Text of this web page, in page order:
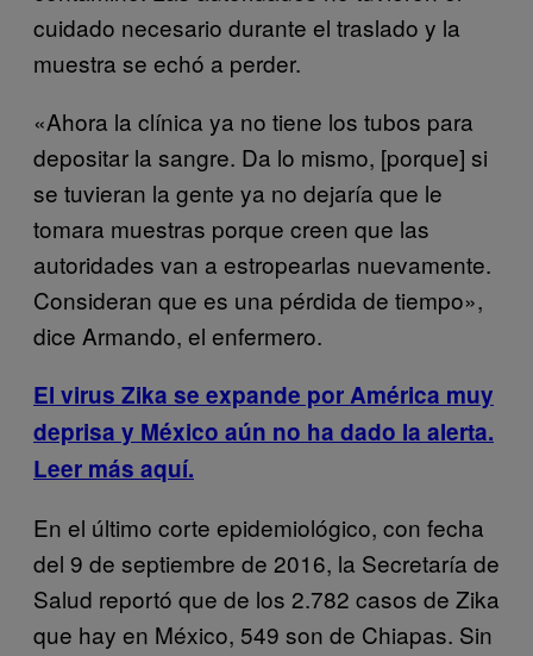
cuidado necesario durante el traslado y la
muestra se echó a perder.
«Ahora la clínica ya no tiene los tubos para
depositar la sangre. Da lo mismo, [porque] si
se tuvieran la gente ya no dejaría que le
tomara muestras porque creen que las
autoridades van a estropearlas nuevamente.
Consideran que es una pérdida de tiempo»,
dice Armando, el enfermero.
El virus Zika se expande por América muy
deprisa y México aún no ha dado la alerta.
Leer más aquí.
En el último corte epidemiológico, con fecha
del 9 de septiembre de 2016, la Secretaría de
Salud reportó que de los 2.782 casos de Zika
que hay en México, 549 son de Chiapas. Sin